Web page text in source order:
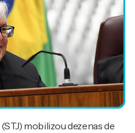
mobilizou dezenas de